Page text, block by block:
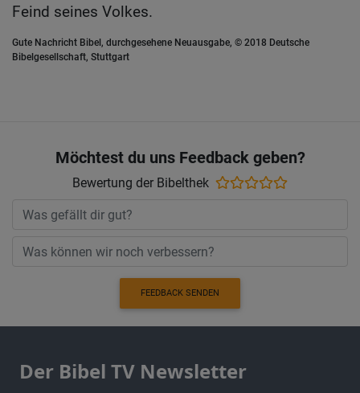
Feind seines Volkes.
Gute Nachricht Bibel, durchgesehene Neuausgabe, © 2018 Deutsche
Bibelgesellschaft, Stuttgart
Möchtest du uns Feedback geben?
Bewertung der Bibelthek
FEEDBACK SENDEN
Der Bibel TV Newsletter